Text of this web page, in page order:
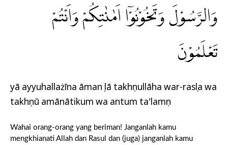
وَالرَّسُوْلَ وَتَخُوْنُوْٓا اَمٰنٰتِكُمْ وَاَنْتُمْ
تَعْلَمُوْنَ
yā ayyuhallażīna āmanụ lā takhụnullāha war-rasụla wa
takhụnū amānātikum wa antum ta'lamụn
Wahai orang-orang yang beriman! Janganlah kamu
mengkhianati Allah dan Rasul dan (juga) janganlah kamu